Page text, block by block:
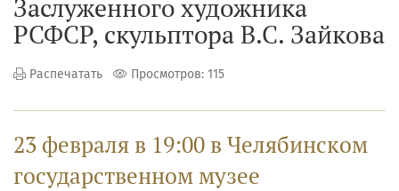
Заслуженного художника
РСФСР, скульптора В.С. Зайкова
Распечатать Просмотров: 115
23 февраля в 19:00 в Челябинском
государственном музее